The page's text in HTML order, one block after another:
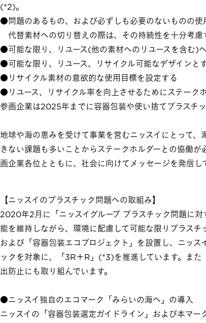
(*2)。
●問題のあるもの、および必ずしも必要のないものの使
代替素材への切り替えの際は、その持続性を十分考慮
●可能な限り、リユース(他の素材へのリユースを含む)
●可能な限り、リユース、リサイクル可能なデザインと
●リサイクル素材の意欲的な使用目標を設定する
●リユース、リサイクル率を向上させるためにステーク
参画企業は2025年までに容器包装や使い捨てプラスチ
地球や海の恵みを受けて事業を営むニッスイにとって
きない課題も多いことからステークホルダーとの協働
画企業各位とともに、社会に向けてメッセージを発信し
【ニッスイのプラスチック問題への取組み】
2020年2月に「ニッスイグループ プラスチック問題に
能を維持しながら、環境に配慮して可能な限りプラス
および「容器包装エコプロジェクト」を設置し、ニッ
ックを対象に、「3R＋R」(*3)を推進しています。ま
出防止にも取り組んでいます。
●ニッスイ独自のエコマーク「みらいの海へ」の導入
ニッスイの「容器包装選定ガイドライン」および本マ